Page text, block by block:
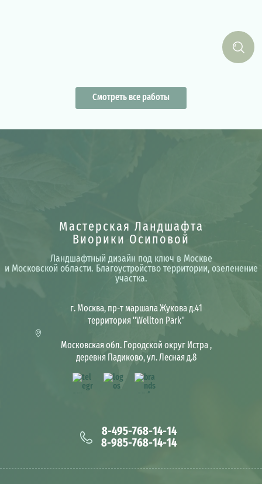
Смотреть все работы
Мастерская Ландшафта
Виорики Осиповой
Ландшафтный дизайн под ключ в Москве
и Московской области. Благоустройство территории, озеленение
участка.
г. Москва, пр-т маршала Жукова д.41
территория "Wellton Park"
Московская обл. Городской округ Истра ,
деревня Падиково, ул. Лесная д.8
8-495-768-14-14
8-985-768-14-14